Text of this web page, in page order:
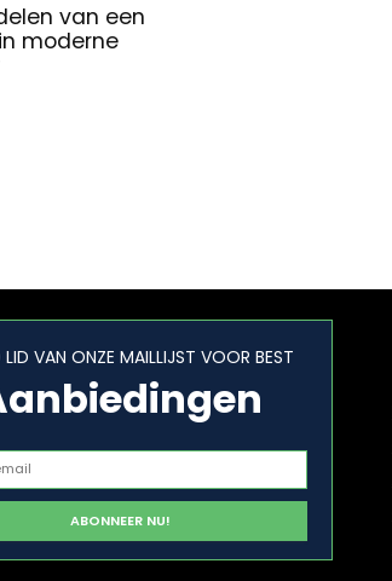
van een
moderne
VAN ONZE MAILLIJST VOOR BEST